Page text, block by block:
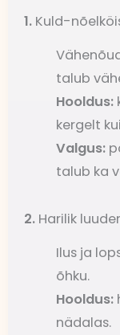
1. Kuld-
talub
Hooldus:
kergelt
Valgus:
talub ka
2. Harilik
Ilus ja
õhku.
Hooldus:
nädalas.